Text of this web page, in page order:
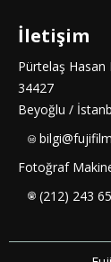
İletişim
Pürtelaş Hasan
34427
Beyoğlu /
Fotoğraf
(212) 243